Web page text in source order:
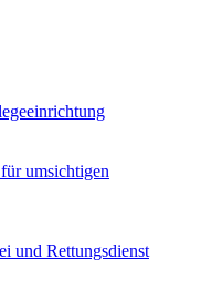
umsichtigen
und Rettungsdienst